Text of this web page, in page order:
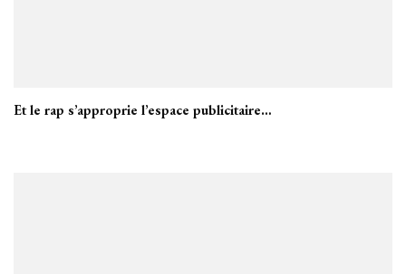
Et le rap s’approprie l’espace publicitaire…